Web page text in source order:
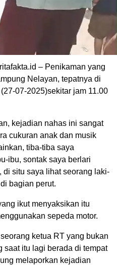
– Penikaman yang
Nelayan, tepatnya di
07-2025)sekitar jam 11.00
kejadian nahas ini sangat
cukuran anak dan musik
tiba-tiba saya
ibu, sontak saya berlari
di situ saya lihat seorang laki-
bagian perut.
ikut menyaksikan itu
sepeda motor.
ketua RT yang bukan
saat itu lagi berada di tempat
melaporkan kejadian